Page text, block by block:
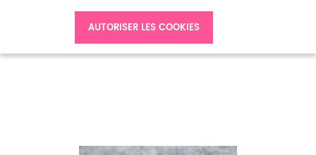
AUTORISER LES COOKIES
Perle gemme Agate Boulier à facettes 10mm Vert canard x 3